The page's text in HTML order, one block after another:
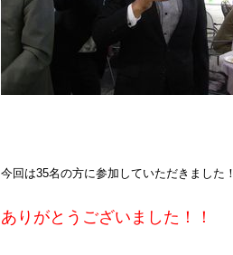
今回は35名の方に参加していただきました！
ありがとうございました！！